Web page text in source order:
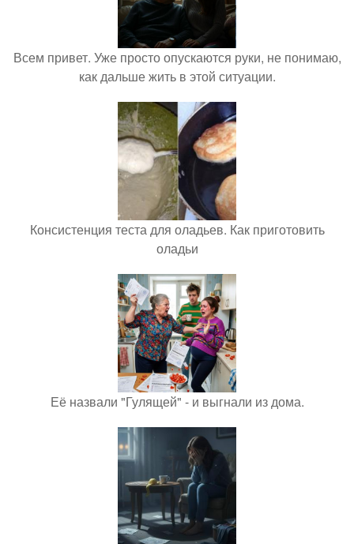
Всем привет. Уже просто опускаются руки, не понимаю,
как дальше жить в этой ситуации.
Консистенция теста для оладьев. Как приготовить
оладьи
Её назвали "Гулящей" - и выгнали из дома.